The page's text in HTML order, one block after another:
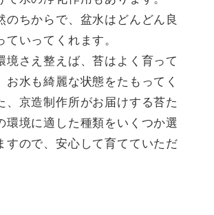
のちからで、盆水はどんどん良
ていってくれます。
境さえ整えば、苔はよく育って
お水も綺麗な状態をたもってく
、京造制作所がお届けする苔た
環境に適した種類をいくつか選
すので、安心して育てていただ